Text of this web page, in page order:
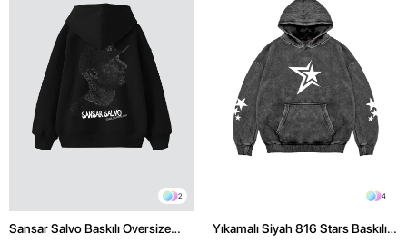
2
Sansar Salvo Baskılı Oversize
4
Yıkamalı Siyah 816 Stars Baskılı